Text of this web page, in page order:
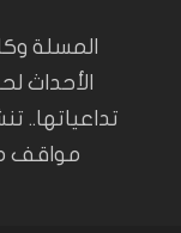
المسلة
الأحداث
تداعياتها..
مواقف